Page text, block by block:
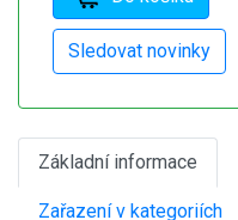
Základní informace
Zařazení v kategoriích